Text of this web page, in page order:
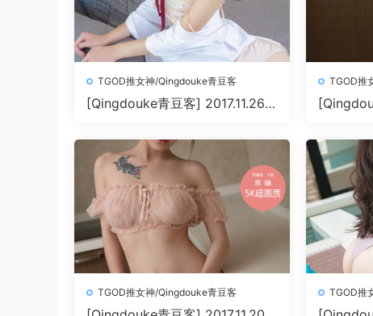
TGOD推女神/Qingdouke青豆客
[Qingdouke青豆客] 2017.11.26
TGOD推
TGOD推女神/Qingdouke青豆客 TGOD推